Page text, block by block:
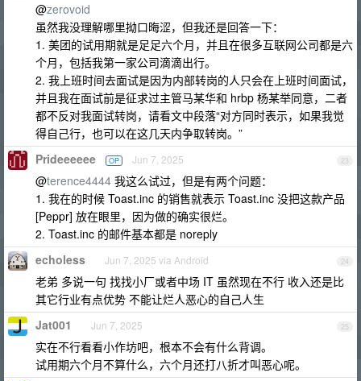
@zerovoid
虽然我没理解哪里拗口晦涩，但我还是回答一下：
1. 美团的试用期就是足足六个月，并且在很多互联网公司都是六
个月，包括我第一家公司滴滴出行。
2. 我上班时间去面试是因为内部转岗的人只会在上班时间面试，
并且我在面试前是征求过主管马某华和 hrbp 杨某举同意，二者
都不反对我面试转岗，请看文中段落“对方同时表示，如果我觉
得自己行，也可以在这几天内争取转岗。”
23
Prideeeeee OP Jun 7, 2025
@terence4444 我这么试过，但是有两个问题：
1. 我在的时候 Toast.inc 的销售就表示 Toast.inc 没把这款产品
[Peppr] 放在眼里，因为做的确实很烂。
2. Toast.inc 的邮件基本都是 noreply
24
echoless Jun 7, 2025 via Android
老弟 多说一句 找找小厂或者中场 IT 虽然现在不行 收入还是比
其它行业有点优势 不能让烂人恶心的自己人生
25
Jat001 Jun 7, 2025
实在不行看看小作坊吧，根本不会有什么背调。
试用期六个月不算什么，六个月还打八折才叫恶心呢。